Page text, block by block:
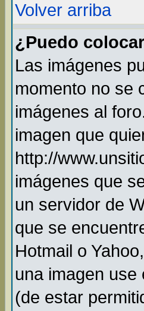
Volver arriba
¿Puedo
Las imágenes
momento no se
imágenes al
imagen que
http://
imágenes que
un servidor de
que se
Hotmail o
una imagen use
(de estar